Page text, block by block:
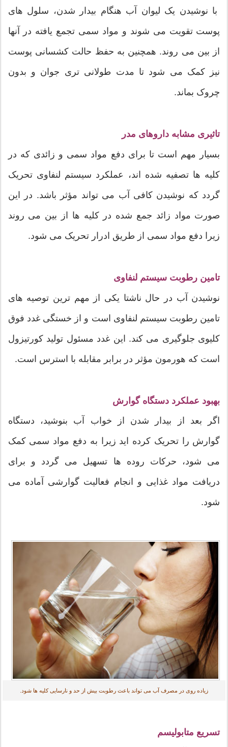
با نوشیدن یک لیوان آب هنگام بیدار شدن، سلول های
پوست تقویت می شوند و مواد سمی تجمع یافته در آنها
از بین می روند. همچنین به حفظ حالت کشسانی پوست
نیز کمک می شود تا مدت طولانی تری جوان و بدون
چروک بماند.
تاثیری مشابه داروهای مدر
بسیار مهم است تا برای دفع مواد سمی و زائدی که در
کلیه ها تصفیه شده اند، عملکرد سیستم لنفاوی تحریک
گردد که نوشیدن کافی آب می تواند مؤثر باشد. در این
صورت مواد زائد جمع شده در کلیه ها از بین می روند
زیرا دفع مواد سمی از طریق ادرار تحریک می شود.
تامین رطوبت سیستم لنفاوی
نوشیدن آب در حال ناشتا یکی از مهم ترین توصیه های
تامین رطوبت سیستم لنفاوی است و از خستگی غدد فوق
کلیوی جلوگیری می کند. این غدد مسئول تولید کورتیزول
است که هورمون مؤثر در برابر مقابله با استرس است.
بهبود عملکرد دستگاه گوارش
اگر بعد از بیدار شدن از خواب آب بنوشید،‌ دستگاه
گوارش را تحریک کرده اید زیرا به دفع مواد سمی کمک
می شود، حرکات روده ها تسهیل می گردد و برای
دریافت مواد غذایی و انجام فعالیت گوارشی آماده می
شود.
زیاده روی در مصرف آب می تواند باعث رطوبت بیش از حد و نارسایی کلیه ها شود.
تسریع متابولیسم